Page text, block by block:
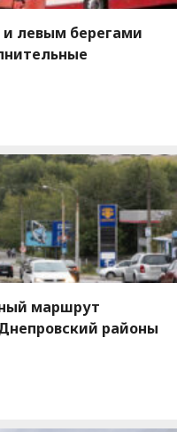
левым берегами
маршрут
районы